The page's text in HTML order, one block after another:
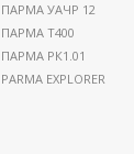
ПАРМА УАЧР 12
ПАРМА Т400
ПАРМА РК1.01
PARMA EXPLORER